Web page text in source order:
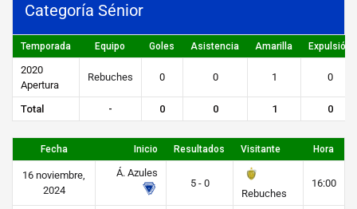
Categoría Sénior
Temporada Equipo Goles Asistencia Amarilla Expulsión
2020
Apertura
Rebuches 0 0 1 0
Total - 0 0 1 0
Fecha Inicio Resultados Visitante Hora
16 noviembre,
2024
Á. Azules
5 - 0
Rebuches
16:00